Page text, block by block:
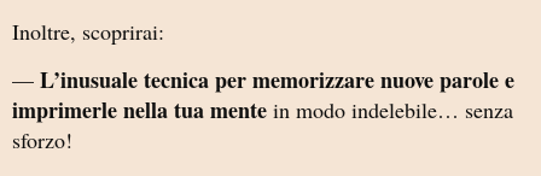
Inoltre, scoprirai:
— L’inusuale tecnica per memorizzare nuove parole e
imprimerle nella tua mente in modo indelebile… senza
sforzo!